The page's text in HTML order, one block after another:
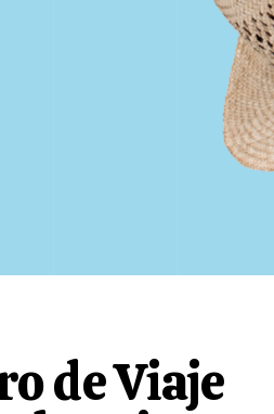
de Viaje